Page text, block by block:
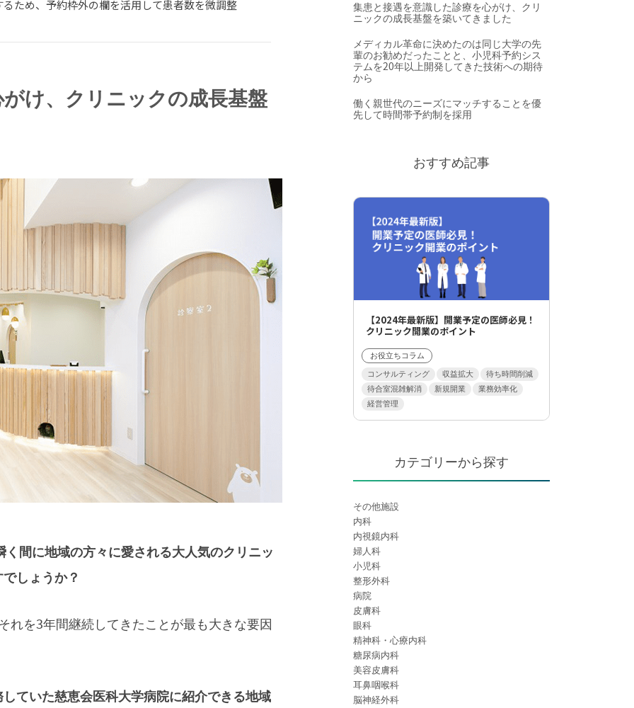
ため、予約枠外の欄を活用して患者数を微調整
け、クリニックの成長基盤
間に地域の方々に愛される大人気のクリニッ
しょうか？
れを3年間継続してきたことが最も大きな要因
ていた慈恵会医科大学病院に紹介できる地域
集患と接遇を意識した診療を心がけ、クリ
ニックの成長基盤を築いてきました
メディカル革命に決めたのは同じ大学の先
輩のお勧めだったことと、小児科予約シス
テムを20年以上開発してきた技術への期待
から
働く親世代のニーズにマッチすることを優
先して時間帯予約制を採用
おすすめ記事
【2024年最新版】開業予定の医師必見！
クリニック開業のポイント
お役立ちコラム
コンサルティング
収益拡大
待ち時間削減
待合室混雑解消
新規開業
業務効率化
経営管理
カテゴリーから探す
その他施設
内科
内視鏡内科
婦人科
小児科
整形外科
病院
皮膚科
眼科
精神科・心療内科
糖尿病内科
美容皮膚科
耳鼻咽喉科
脳神経外科